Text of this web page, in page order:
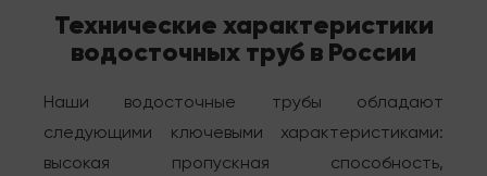
Технические характеристики
водосточных труб в России
Наши водосточные трубы обладают
следующими ключевыми характеристиками:
высокая пропускная способность,